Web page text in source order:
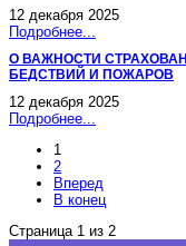
12 декабря 2025
Подробнее...
О ВАЖНОСТИ
БЕДСТВИЙ И ПОЖАРОВ
12 декабря 2025
Подробнее...
1
2
Вперед
В конец
Страница 1 из 2